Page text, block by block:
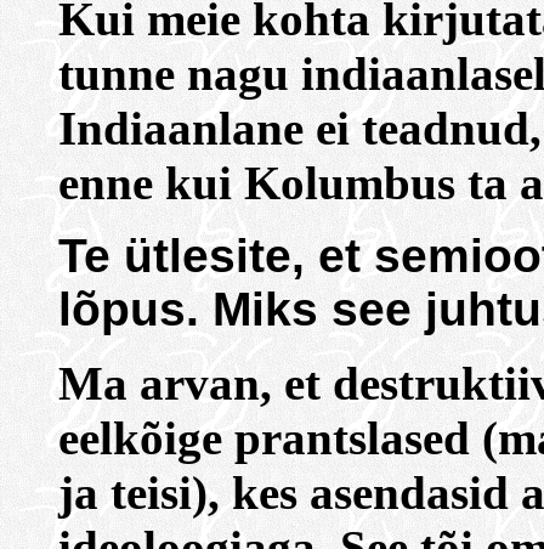
Kui meie kohta
tunne nagu
Indiaanlane ei
enne kui Kolumbus ta
Te ütlesite, et
lõpus. Miks see
Ma arvan, et
eelkõige prantslased
ja teisi), kes asendasid